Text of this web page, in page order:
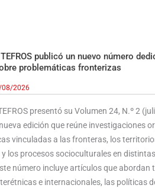
publicó un nuevo número
problemáticas fronterizas
2026
presentó su Volumen 24, N.º 2
edición que reúne investigaciones
vinculadas a las fronteras, los
los procesos socioculturales en
número incluye artículos que abordan
e internacionales, las políticas